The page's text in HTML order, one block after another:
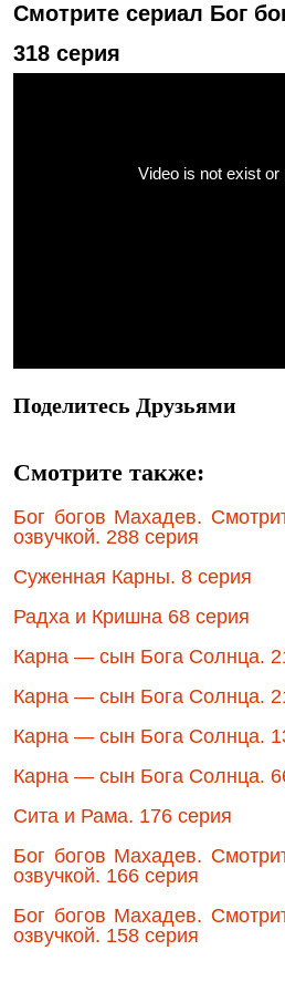
Смотрите сериал Бог
318 серия
Поделитесь Друзьями
Смотрите также:
Бог богов Махадев.
озвучкой. 288 серия
Суженная Карны. 8 серия
Радха и Кришна 68 серия
Карна — сын Бога Солнца.
Карна — сын Бога Солнца.
Карна — сын Бога Солнца.
Карна — сын Бога Солнца.
Сита и Рама. 176 серия
Бог богов Махадев.
озвучкой. 166 серия
Бог богов Махадев.
озвучкой. 158 серия